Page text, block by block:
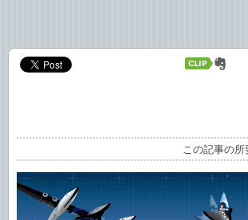
この記事の所